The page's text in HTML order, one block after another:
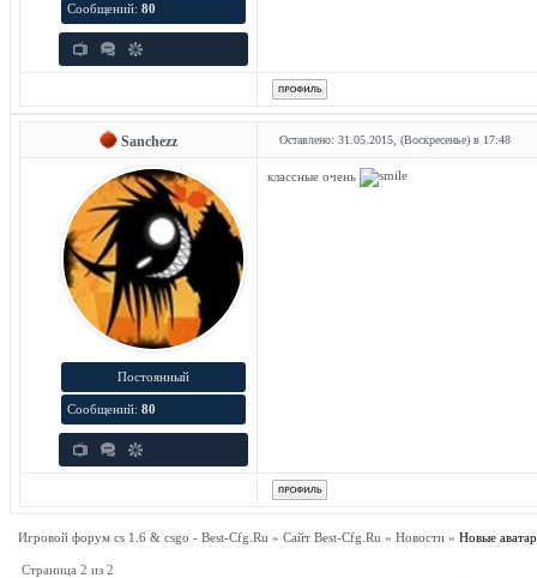
Сообщений: 80
Sanchezz Оставлено: 31.05.2015, (Воскресенье) в 17:48
Постоянный
Сообщений: 80
классные очень
Игровой форум cs 1.6 & csgo - Best-Cfg.Ru » Сайт Best-Cfg.Ru » Новости » Новые
Страница 2 из 2